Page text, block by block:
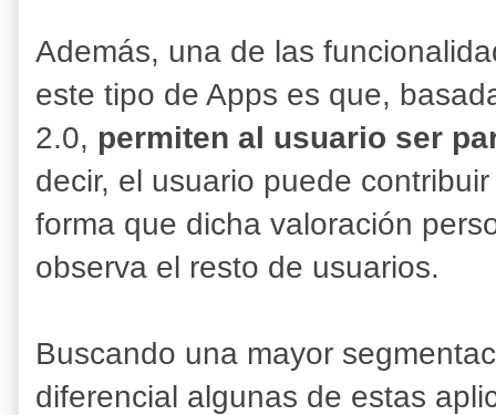
Además, una de las
este tipo de Apps es que,
2.0, permiten al usuario ser
decir, el usuario puede
forma que dicha valoración
observa el resto de usuarios.
Buscando una mayor
diferencial algunas de estas